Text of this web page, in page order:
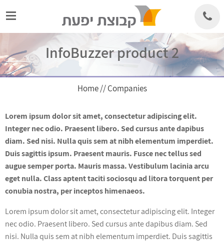
to
InfoBuzzer product 2
Home//Companies
Lorem ipsum dolor sit amet, consectetur adipiscing elit.
Integer nec odio. Praesent libero. Sed cursus ante dapibus
diam. Sed nisi. Nulla quis sem at nibh elementum imperdiet.
Duis sagittis ipsum. Praesent mauris. Fusce nec tellus sed
augue semper porta. Mauris massa. Vestibulum lacinia arcu
eget nulla. Class aptent taciti sociosqu ad litora torquent per
conubia nostra, per inceptos himenaeos.
Lorem ipsum dolor sit amet, consectetur adipiscing elit. Integer
nec odio. Praesent libero. Sed cursus ante dapibus diam. Sed
nisi. Nulla quis sem at nibh elementum imperdiet. Duis sagittis